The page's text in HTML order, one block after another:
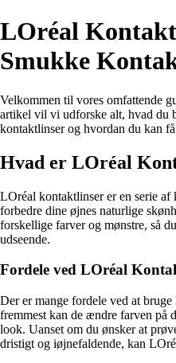
LOréal
Smukke
Velkommen til vores omfattende
artikel vil vi udforske alt, hvad du
kontaktlinser og hvordan du kan
Hvad er LOréal
LOréal kontaktlinser er en serie af
forbedre dine øjnes naturlige
forskellige farver og mønstre, så
udseende.
Fordele ved LOréal
Der er mange fordele ved at
fremmest kan de ændre farven på
look. Uanset om du ønsker at
dristigt og iøjnefaldende, kan